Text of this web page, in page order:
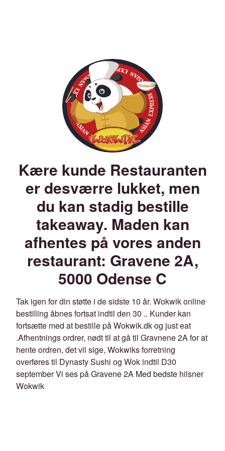
Kære kunde Restauranten
er desværre lukket, men
du kan stadig bestille
takeaway. Maden kan
afhentes på vores anden
restaurant: Gravene 2A,
5000 Odense C
Tak igen for din støtte i de sidste 10 år. Wokwik online
bestilling åbnes fortsat indtil den 30 .. Kunder kan
fortsætte med at bestille på Wokwik.dk og just eat
.Afhentnings ordrer, nødt til at gå til Gravnene 2A for at
hente ordren, det vil sige, Wokwiks forretning
overføres til Dynasty Sushi og Wok indtil D30
september Vi ses på Gravene 2A Med bedste hilsner
Wokwik